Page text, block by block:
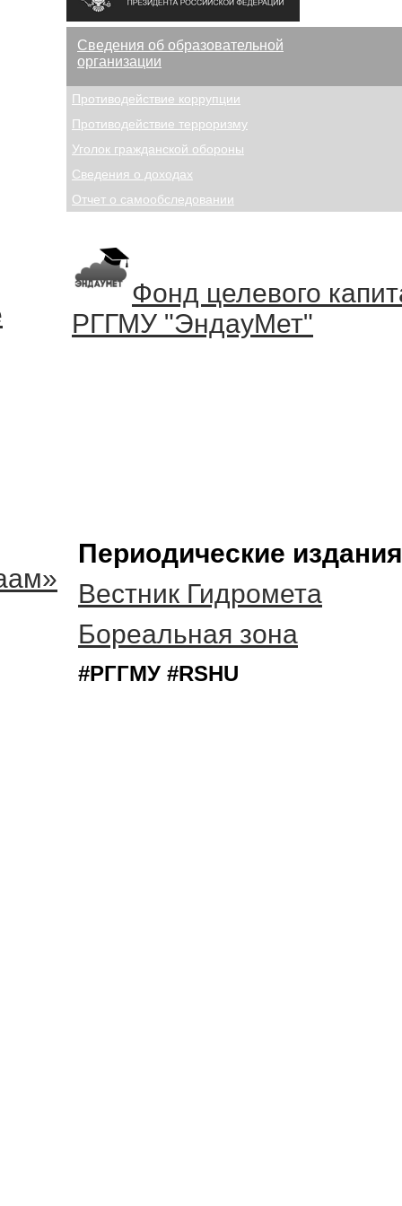
Сведения об образовательной
организации
Противодействие коррупции
Противодействие терроризму
Уголок гражданской обороны
Сведения о доходах
Отчет о самообследовании
Фонд целевого
РГГМУ "ЭндауМет"
Периодические
Вестник Гидромета
Бореальная зона
#РГГМУ #RSHU